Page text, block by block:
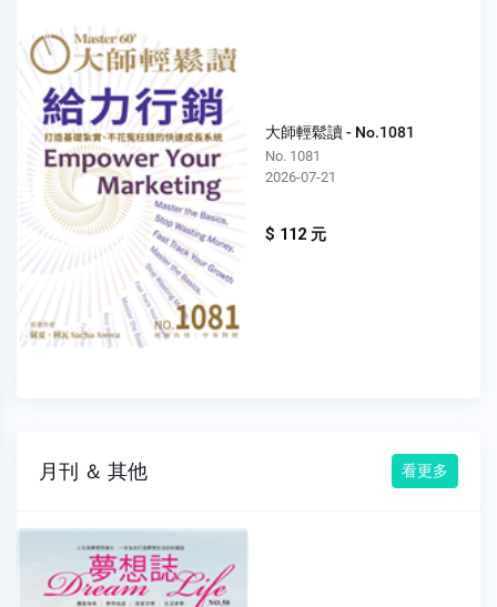
大師輕鬆讀 - No.1081
No. 1081
2026-07-21
$ 112 元
月刊 ＆ 其他 看更多